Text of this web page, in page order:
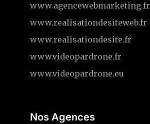
www.agencewebmarketing.fr
www.realisationdesiteweb.fr
www.realisationdesite.fr
www.videopardrone.fr
www.videopardrone.eu
Nos Agences